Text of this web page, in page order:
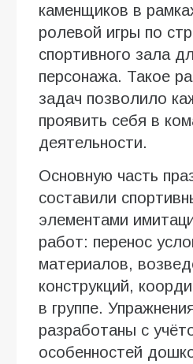
каменщиков в
ролевой игры по
спортивного зала
персонажа. Такое
задач позволило
проявить себя в
деятельности.
Основную часть
составили
элементами
работ: перенос
материалов,
конструкций,
в группе.
разработаны с
особенностей